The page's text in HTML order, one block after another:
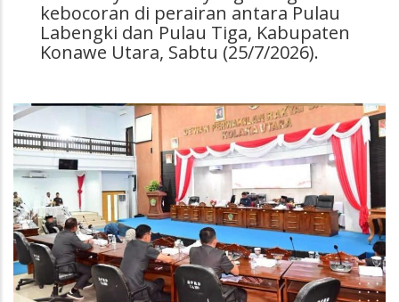
kebocoran di perairan antara Pulau
Labengki dan Pulau Tiga, Kabupaten
Konawe Utara, Sabtu (25/7/2026).